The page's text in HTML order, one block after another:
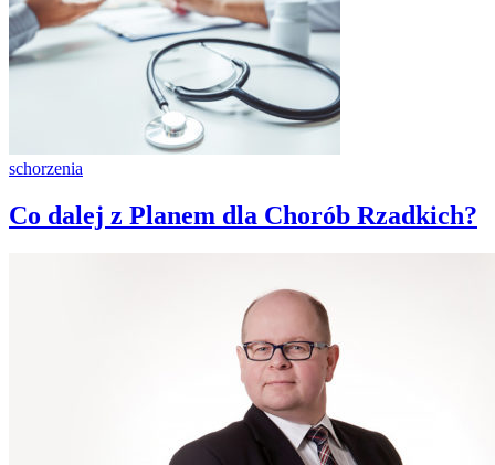
schorzenia
Co dalej z Planem dla Chorób Rzadkich?